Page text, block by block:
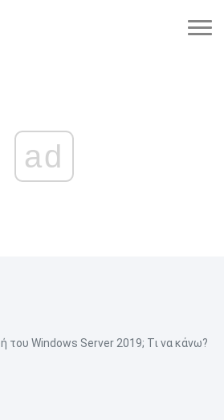
ad
του Windows Server 2019; Τι να κάνω?